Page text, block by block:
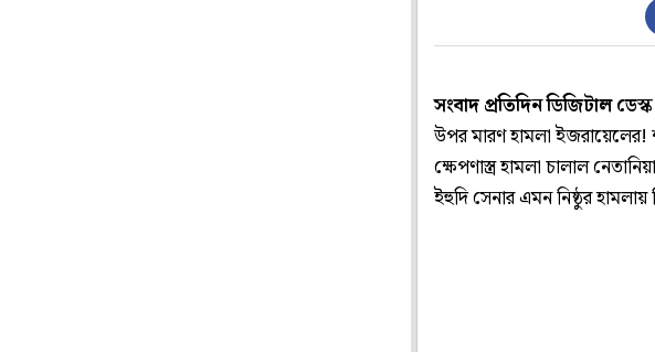
সংবাদ প্রতিদিন ডিজিটাল
উপর মারণ হামলা
ক্ষেপণাস্ত্র হামলা চালাল
ইহুদি সেনার এমন নিষ্ঠুর